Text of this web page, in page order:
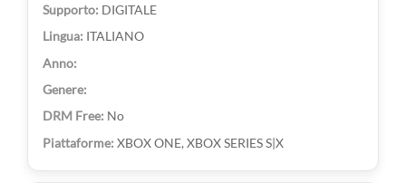
DIGITALE
ITALIANO
No
XBOX ONE, XBOX SERIES S|X